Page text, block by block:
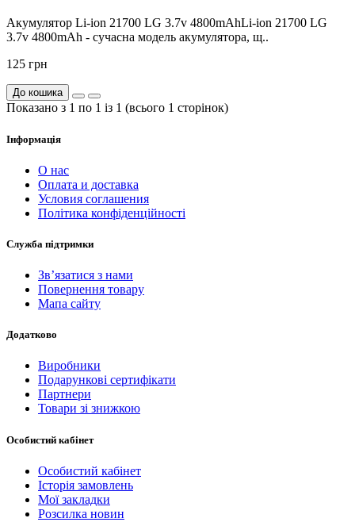
Акумулятор Li-ion 21700 LG 3.7v 4800mAhLi-ion 21700 LG
3.7v 4800mAh - сучасна модель акумулятора, щ..
125 грн
До кошика
Показано з 1 по 1 із 1 (всього 1 сторінок)
Інформація
О нас
Оплата и доставка
Условия соглашения
Політика конфіденційності
Служба підтримки
Зв’язатися з нами
Повернення товару
Мапа сайту
Додатково
Виробники
Подарункові сертифікати
Партнери
Товари зі знижкою
Особистий кабінет
Особистий кабінет
Історія замовлень
Мої закладки
Розсилка новин